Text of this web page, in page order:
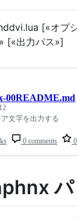
[«オプ
[«出力パス»]
0 comments
00README.md
文字を出力する
パ